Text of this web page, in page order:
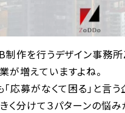
作を行うデザイン事務所
増えていますよね。
応募がなくて困る」と言
く分けて３パターンの悩み